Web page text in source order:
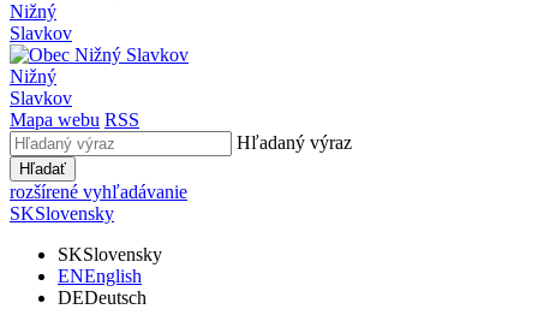
Nižný
Slavkov
Nižný
Slavkov
Mapa webu RSS
Hľadaný výraz
Hľadať
rozšírené vyhľadávanie
SKSlovensky
SKSlovensky
ENEnglish
DEDeutsch